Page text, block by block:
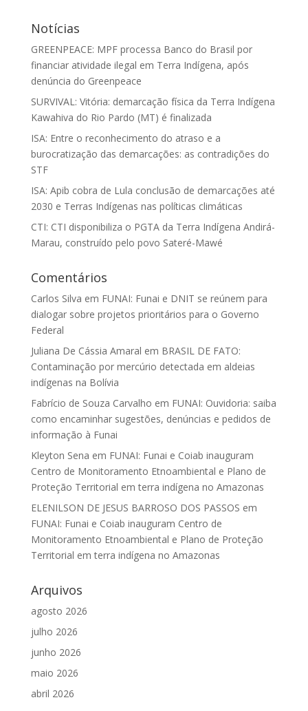
Notícias
GREENPEACE: MPF processa Banco do Brasil por
financiar atividade ilegal em Terra Indígena, após
denúncia do Greenpeace
SURVIVAL: Vitória: demarcação física da Terra Indígena
Kawahiva do Rio Pardo (MT) é finalizada
ISA: Entre o reconhecimento do atraso e a
burocratização das demarcações: as contradições do
STF
ISA: Apib cobra de Lula conclusão de demarcações até
2030 e Terras Indígenas nas políticas climáticas
CTI: CTI disponibiliza o PGTA da Terra Indígena Andirá-
Marau, construído pelo povo Sateré-Mawé
Comentários
Carlos Silva em FUNAI: Funai e DNIT se reúnem para
dialogar sobre projetos prioritários para o Governo
Federal
Juliana De Cássia Amaral em BRASIL DE FATO:
Contaminação por mercúrio detectada em aldeias
indígenas na Bolívia
Fabrício de Souza Carvalho em FUNAI: Ouvidoria: saiba
como encaminhar sugestões, denúncias e pedidos de
informação à Funai
Kleyton Sena em FUNAI: Funai e Coiab inauguram
Centro de Monitoramento Etnoambiental e Plano de
Proteção Territorial em terra indígena no Amazonas
ELENILSON DE JESUS BARROSO DOS PASSOS em
FUNAI: Funai e Coiab inauguram Centro de
Monitoramento Etnoambiental e Plano de Proteção
Territorial em terra indígena no Amazonas
Arquivos
agosto 2026
julho 2026
junho 2026
maio 2026
abril 2026